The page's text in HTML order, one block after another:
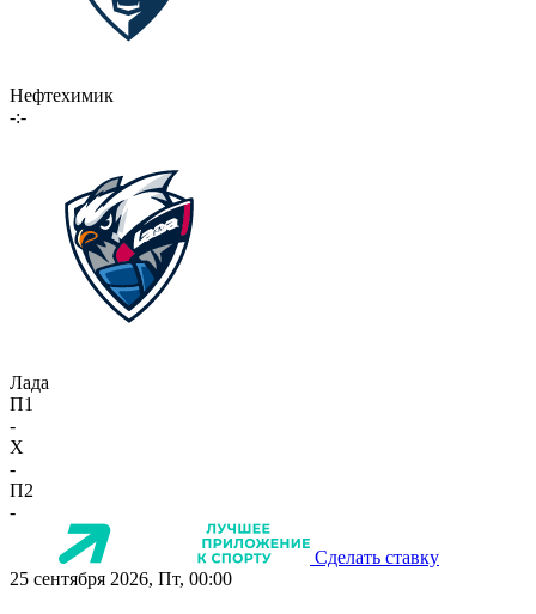
Нефтехимик
-:-
Лада
П1
-
X
-
П2
-
Сделать ставку
25 сентября 2026, Пт, 00:00